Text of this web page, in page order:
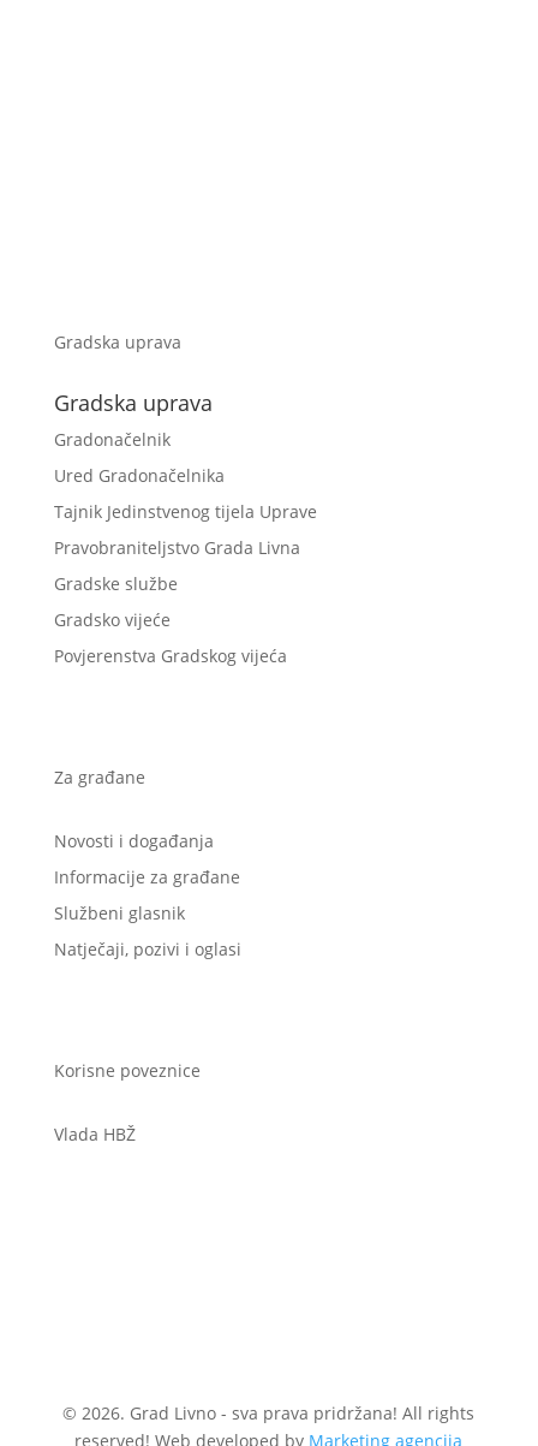
Gradska uprava
Gradska uprava
Gradonačelnik
Ured Gradonačelnika
Tajnik Jedinstvenog tijela Uprave
Pravobraniteljstvo Grada Livna
Gradske službe
Gradsko vijeće
Povjerenstva Gradskog vijeća
Za građane
Novosti i događanja
Informacije za građane
Službeni glasnik
Natječaji, pozivi i oglasi
Korisne poveznice
Vlada HBŽ
© 2026. Grad Livno - sva prava pridržana! All rights
reserved! Web developed by Marketing agencija